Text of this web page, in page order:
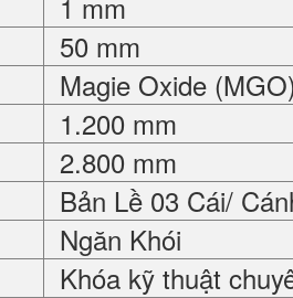
50 mm
Magie Oxide
1.200 mm
2.800 mm
Bản Lề 03 Cái/
Ngăn Khói
Khóa kỹ thuật